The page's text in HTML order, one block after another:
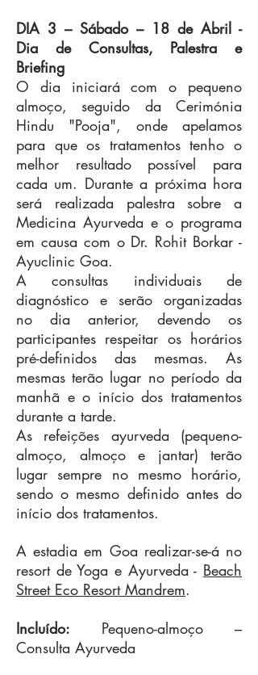
bem-estar.
O programa de rejuvenescimento
Ayurveda em Goa terá a duração de
13 noites, incluindo os seguintes
detalhes:
−11 noites de alojamento em regime
de pequeno-almoço;
−Transfer de e para o Aeroporto em
Goa;
−Alimentação completa Ayurveda
durante 7 dias e pequeno-almoço nos
restantes dias;
−Palestra com Dr. Rohit sobre
Ayurveda e Procedimentos de
Rejuvenescimento;
−Consulta de diagnóstico Ayurveda e
respetivo acompanhamento;
−Tratamentos/massagens durante 7
dias e respetiva suplementação
ayurveda;
−Aulas de yoga durante os 7 dias de
Ayurveda;
−Aulas de Yoga e Meditação
A partida é com origem no aeroporto
diferente, poderão ser ajustados os
valores e custos da viagem.
DIA 3 – Sábado – 18 de Abril -
Dia de Consultas, Palestra e
Briefing
O dia iniciará com o pequeno
almoço, seguido da Cerimónia
Hindu "Pooja", onde apelamos
para que os tratamentos tenho o
melhor resultado possível para
cada um. Durante a próxima hora
será realizada palestra sobre a
Medicina Ayurveda e o programa
em causa com o Dr. Rohit Borkar -
Ayuclinic Goa.
A consultas individuais de
diagnóstico e serão organizadas
no dia anterior, devendo os
participantes respeitar os horários
pré-definidos das mesmas. As
mesmas terão lugar no período da
manhã e o início dos tratamentos
durante a tarde.
As refeições ayurveda (pequeno-
almoço, almoço e jantar) terão
lugar sempre no mesmo horário,
sendo o mesmo definido antes do
início dos tratamentos.
A estadia em Goa realizar-se-á no
resort de Yoga e Ayurveda - Beach
Street Eco Resort Mandrem.
Incluído: Pequeno-almoço –
Consulta Ayurveda